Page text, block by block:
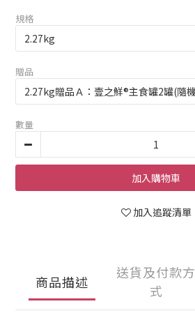
規格
贈品
數量
加入購物車
加入追蹤清單
商品描述
送貨及付款方
式